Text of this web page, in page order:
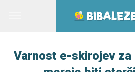
Varnost e-skirojev za